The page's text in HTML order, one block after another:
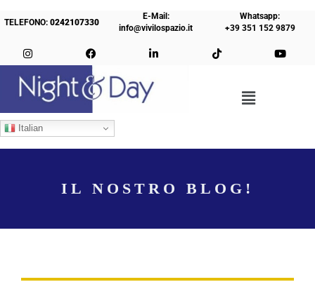
TELEFONO:0242107330
E-Mail:
info@vivilospazio.it
Whatsapp:
+39 351 152 9879
Italian
IL NOSTRO BLOG!